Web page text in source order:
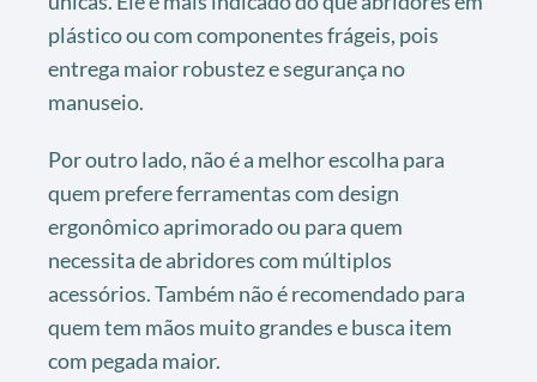
plástico ou com componentes frágeis, pois
entrega maior robustez e segurança no
manuseio.
Por outro lado, não é a melhor escolha para
quem prefere ferramentas com design
ergonômico aprimorado ou para quem
necessita de abridores com múltiplos
acessórios. Também não é recomendado para
quem tem mãos muito grandes e busca item
com pegada maior.